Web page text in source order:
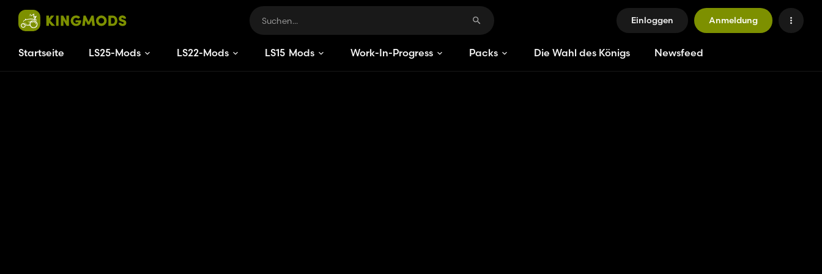
Einloggen Anmeldung
Startseite LS25-Mods LS22-Mods LS15 Mods Work-In-Progress Packs Die Wahl des Königs Newsfeed